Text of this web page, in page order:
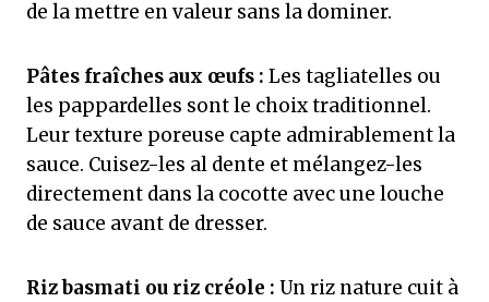
de la mettre en valeur sans la dominer.
Pâtes fraîches aux œufs : Les tagliatelles ou
les pappardelles sont le choix traditionnel.
Leur texture poreuse capte admirablement la
sauce. Cuisez-les al dente et mélangez-les
directement dans la cocotte avec une louche
de sauce avant de dresser.
Riz basmati ou riz créole : Un riz nature cuit à